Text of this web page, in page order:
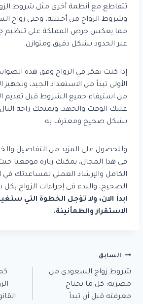
تتقاطع مع أنظمة أخرى مثل شروط
وشروط الزواج من أجنبية، وحتى زواج
مما يعكس حرص المملكة على تنظيم
عبر الحدود بشكل دقيق ومتوازن.
إذا كنت تفكر في الزواج وفق هذه
الأولى تبدأ من الاستعداد الجيد، وتجهيز
من استيفاء جميع الشروط قبل تقديم
عليك الوقت والجهد، ويمنحك راحة
بشكل صحيح ومعترف به.
وللحصول على المزيد من التفاصيل
في هذا المجال، يمكنك زيارة موقعنا
الكامل والإرشاد العملي لمساعدتك في
الصحيح، والبدء في إجراءات الزواج
ابدأ الآن، ولا تؤجل الخطوة التي
الاستقرار والطمأنينة.
تصفّح
المقالات
السابق
شروط زواج السعودي من
مصرية: كل ما تحتاج
معرفته قبل أن تبدأ